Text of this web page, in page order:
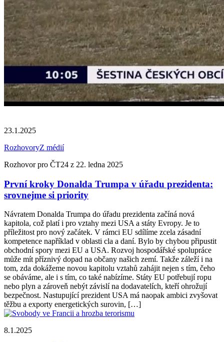
23.1.2025
RozhovoryZ médií
Rozhovor pro ČT24 z 22. ledna 2025
První kroky Donalda Trumpa v úřadu prezidenta:
srovnejme si priority
Návratem Donalda Trumpa do úřadu prezidenta začíná nová
kapitola, což platí i pro vztahy mezi USA a státy Evropy. Je to
příležitost pro nový začátek. V rámci EU sdílíme zcela zásadní
kompetence například v oblasti cla a daní. Bylo by chybou připustit
obchodní spory mezi EU a USA. Rozvoj hospodářské spolupráce
může mít příznivý dopad na občany našich zemí. Takže záleží i na
tom, zda dokážeme novou kapitolu vztahů zahájit nejen s tím, čeho
se obáváme, ale i s tím, co také nabízíme. Státy EU potřebují ropu
nebo plyn a zároveň nebýt závislí na dodavatelích, kteří ohrožují
bezpečnost. Nastupující prezident USA má naopak ambici zvyšovat
těžbu a exporty energetických surovin, […]
8.1.2025